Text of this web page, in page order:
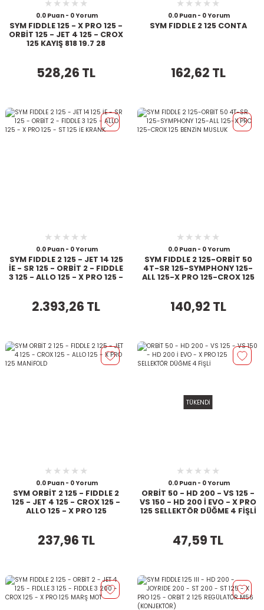
0.0 Puan - 0 Yorum
SYM FIDDLE 125 - X PRO 125 -
ORBİT 125 - JET 4 125 - CROX
125 KAYIŞ 818 19.7 28
528,26 TL
0.0 Puan - 0 Yorum
SYM FIDDLE 2 125 CONTA
162,62 TL
0.0 Puan - 0 Yorum
SYM FIDDLE 2 125 - JET 14 125
İE - SR 125 - ORBİT 2 - FIDDLE
3 125 - ALLO 125 - X PRO 125 -
2.393,26 TL
0.0 Puan - 0 Yorum
SYM FIDDLE 2 125-ORBİT 50
4T-SR 125-SYMPHONY 125-
ALL 125-X PRO 125-CROX 125
140,92 TL
0.0 Puan - 0 Yorum
SYM ORBİT 2 125 - FIDDLE 2
125 - JET 4 125 - CROX 125 -
ALLO 125 - X PRO 125
237,96 TL
TÜKENDİ
0.0 Puan - 0 Yorum
ORBİT 50 - HD 200 - VS 125 -
VS 150 - HD 200 İ EVO - X PRO
125 SELLEKTÖR DÜĞME 4 FİŞLİ
47,59 TL